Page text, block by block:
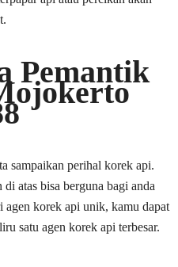
Pemantik
sampaikan perihal korek api.
atas bisa berguna bagi anda
agen korek api unik, kamu dapat
satu agen korek api terbesar.